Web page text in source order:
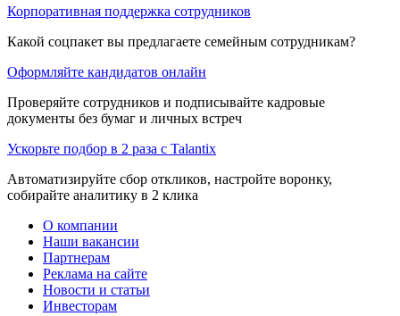
Корпоративная поддержка сотрудников
Какой соцпакет вы предлагаете семейным сотрудникам?
Оформляйте кандидатов онлайн
Проверяйте сотрудников и подписывайте кадровые
документы без бумаг и личных встреч
Ускорьте подбор в 2 раза с Talantix
Автоматизируйте сбор откликов, настройте воронку,
собирайте аналитику в 2 клика
О компании
Наши вакансии
Партнерам
Реклама на сайте
Новости и статьи
Инвесторам